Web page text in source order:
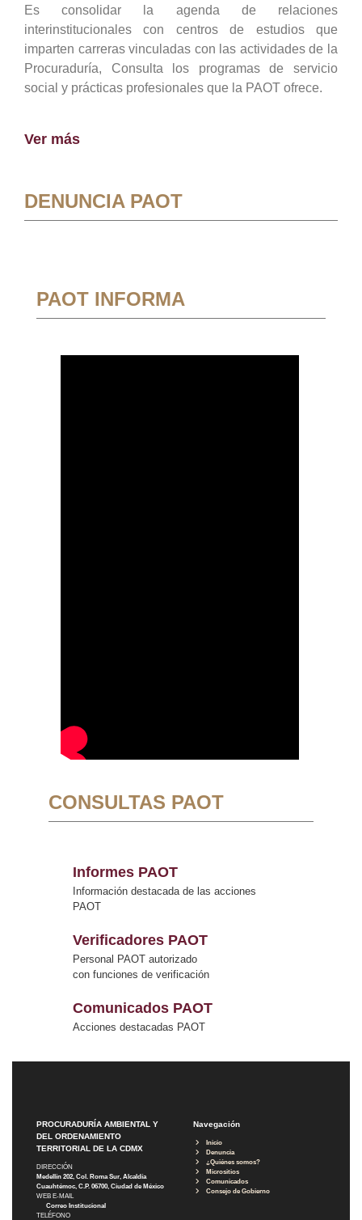
Es consolidar la agenda de relaciones
interinstitucionales con centros de estudios que
imparten carreras vinculadas con las actividades de la
Procuraduría, Consulta los programas de servicio
social y prácticas profesionales que la PAOT ofrece.
Ver más
DENUNCIA PAOT
PAOT INFORMA
CONSULTAS PAOT
Informes PAOT
Información destacada de las acciones
PAOT
Verificadores PAOT
Personal PAOT autorizado
con funciones de verificación
Comunicados PAOT
Acciones destacadas PAOT
PROCURADURÍA AMBIENTAL Y
DEL ORDENAMIENTO
TERRITORIAL DE LA CDMX
DIRECCIÓN
Medellín 202, Col. Roma Sur, Alcaldía
Cuauhtémoc, C.P. 06700, Ciudad de México
WEB E-MAIL
Correo Institucional
TELÉFONO
Navegación
Inicio
Denuncia
¿Quiénes somos?
Micrositios
Comunicados
Consejo de Gobierno